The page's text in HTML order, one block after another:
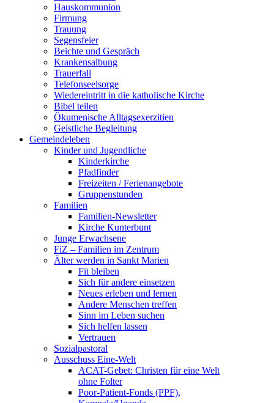
Hauskommunion
Firmung
Trauung
Segensfeier
Beichte und Gespräch
Krankensalbung
Trauerfall
Telefonseelsorge
Wiedereintritt in die katholische Kirche
Bibel teilen
Ökumenische Alltagsexerzitien
Geistliche Begleitung
Gemeindeleben
Kinder und Jugendliche
Kinderkirche
Pfadfinder
Freizeiten / Ferienangebote
Gruppenstunden
Familien
Familien-Newsletter
Kirche Kunterbunt
Junge Erwachsene
FiZ – Familien im Zentrum
Älter werden in Sankt Marien
Fit bleiben
Sich für andere einsetzen
Neues erleben und lernen
Andere Menschen treffen
Sinn im Leben suchen
Sich helfen lassen
Vertrauen
Sozialpastoral
Ausschuss Eine-Welt
ACAT-Gebet: Christen für eine Welt
ohne Folter
Poor-Patient-Fonds (PPF),